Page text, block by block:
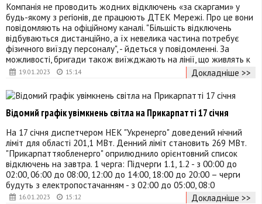
19.01.2023 15:14
Компанія не проводить жодних відключень «за скаргами» у
будь-якому з регіонів, де працюють ДТЕК Мережі. Про це вони
повідомляють на офіційному каналі. "Більшість відключень
відбуваються дистанційно, а їх невелика частина потребує
фізичного виїзду персоналу", - йдеться у повідомленні. За
можливості, бригади також виїжджають на лінії, що живлять к
Докладніше >>
16.01.2023 15:12
Відомий графік увімкнень світла на Прикарпатті 17 січня
На 17 січня диспетчером НЕК "Укренерго" доведений нічний
ліміт для області 201,1 МВт. Денний ліміт становить 269 МВт.
"Прикарпаттяобленерго" оприлюднило орієнтовний список
відключень на завтра. 1 черга: Підчерги 1.1, 1.2 - з 00:00 до
02:00, 06:00 до 08:00, 12:00 до 14:00, 18:00 до 20:00 – черги
будуть з електропостачанням - з 02:00 до 05:00, 08:0
Докладніше >>